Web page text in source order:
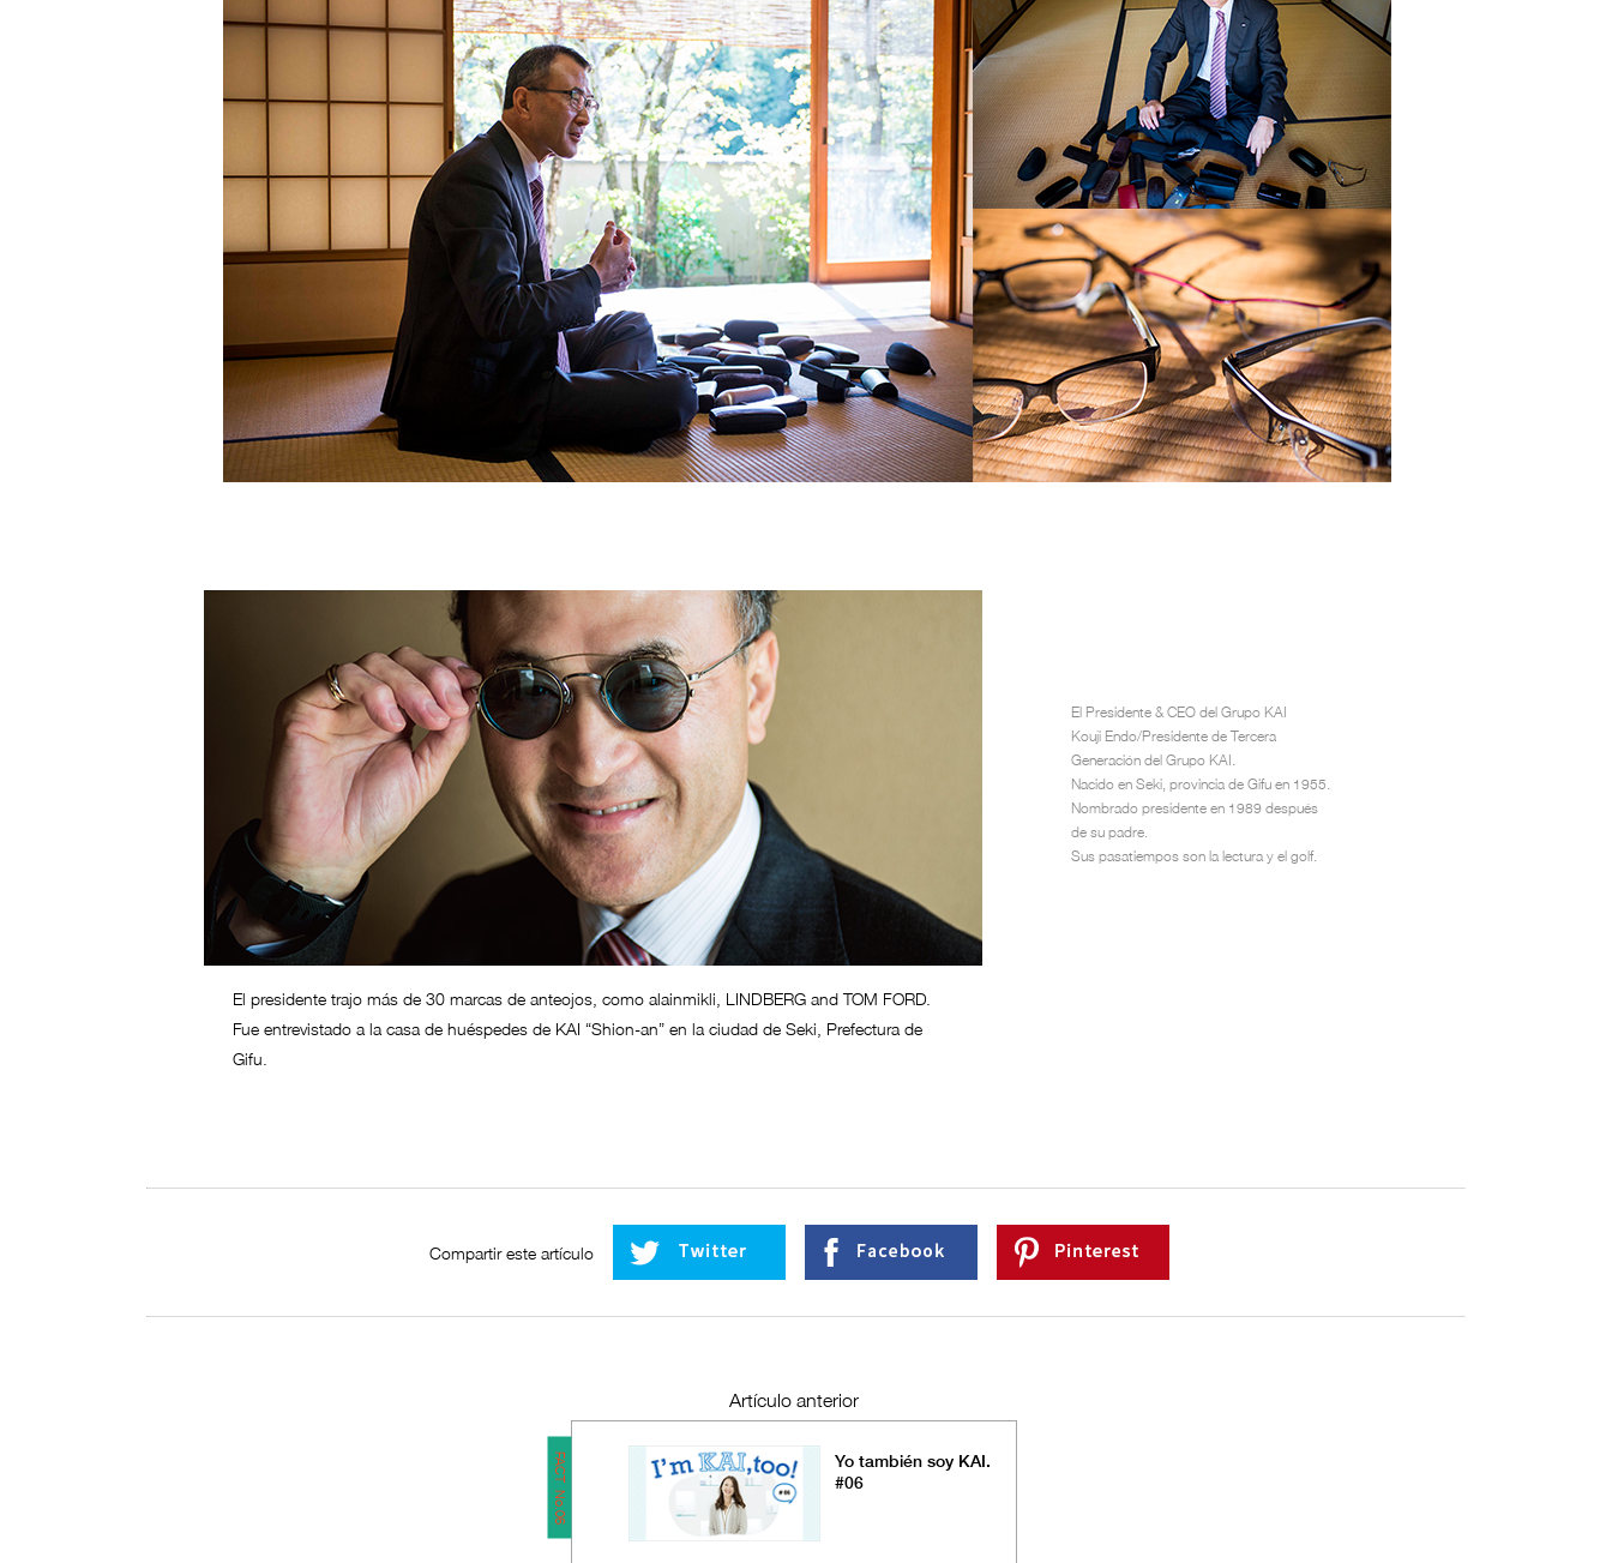
El presidente trajo más de 30 marcas de anteojos, como alainmikli, LINDBERG and TOM FORD.
Fue entrevistado a la casa de huéspedes de KAI “Shion-an” en la ciudad de Seki, Prefectura de
Gifu.
El Presidente & CEO del Grupo KAI
Kouji Endo/Presidente de Tercera
Generación del Grupo KAI.
Nacido en Seki, provincia de Gifu en 1955.
Nombrado presidente en 1989 después
de su padre.
Sus pasatiempos son la lectura y el golf.
Compartir este artículo
Artículo anterior
Yo también soy KAI.
#06
FACT No.06